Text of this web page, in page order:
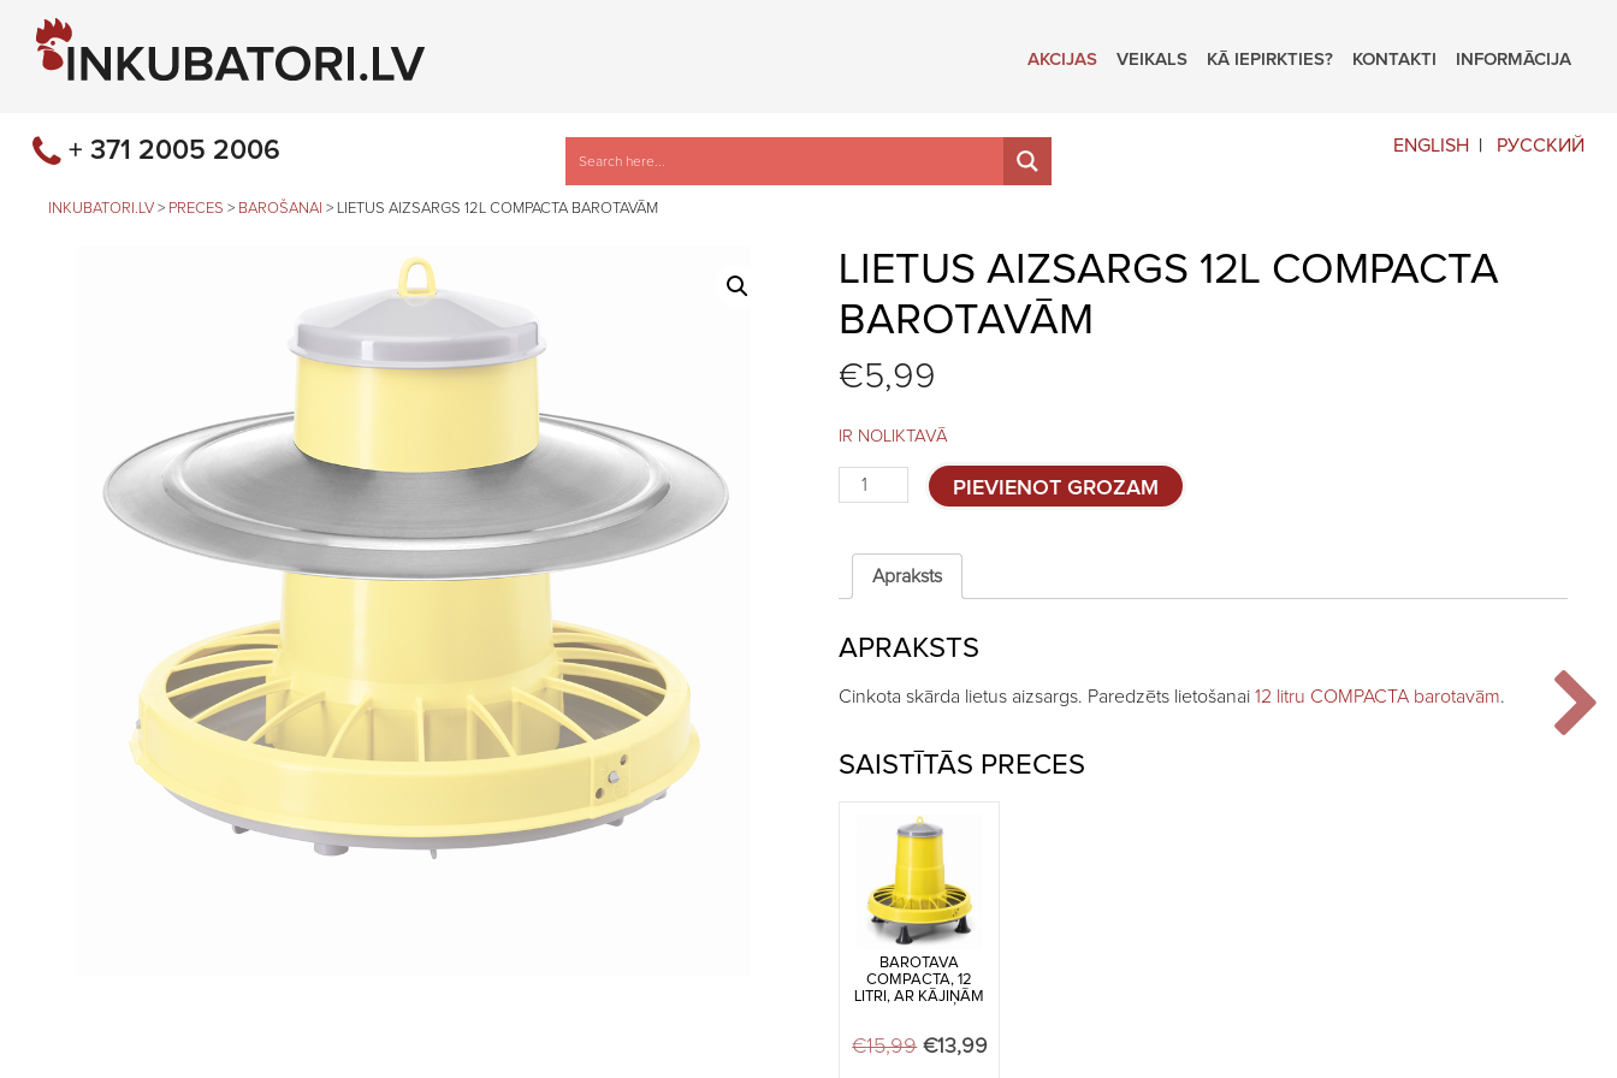
AKCIJAS VEIKALS KĀ IEPIRKTIES? KONTAKTI INFORMĀCIJA
ENGLISH РУССКИЙ
+ 371 2005 2006
INKUBATORI.LV > PRECES > BAROŠANAI > LIETUS AIZSARGS 12L COMPACTA BAROTAVĀM
LIETUS AIZSARGS 12L COMPACTA
BAROTAVĀM
€5,99
IR NOLIKTAVĀ
Lietus
aizsargs
Compacta
barotavām
quantity
PIEVIENOT GROZAM
Apraksts
APRAKSTS
Cinkota skārda lietus aizsargs. Paredzēts lietošanai12 litru COMPACTA barotavām.
SAISTĪTĀS PRECES
BAROTAVA
COMPACTA, 12
LITRI, AR KĀJIŅĀM
€15,99 Original price was: €15,99.
€13,99